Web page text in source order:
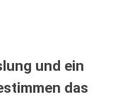
und ein
das